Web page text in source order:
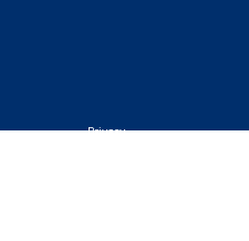
Privacy